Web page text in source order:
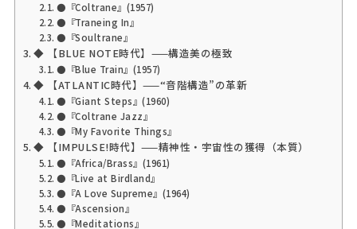
●『Coltrane』(1957)
●『Traneing In』
●『Soultrane』
◆ 【BLUE NOTE時代】——構造美の極致
●『Blue Train』(1957)
◆ 【ATLANTIC時代】——“音階構造”の革新
●『Giant Steps』(1960)
●『Coltrane Jazz』
●『My Favorite Things』
◆ 【IMPULSE!時代】——精神性・宇宙性の獲得（本質）
●『Africa/Brass』(1961)
●『Live at Birdland』
●『A Love Supreme』(1964)
●『Ascension』
●『Meditations』